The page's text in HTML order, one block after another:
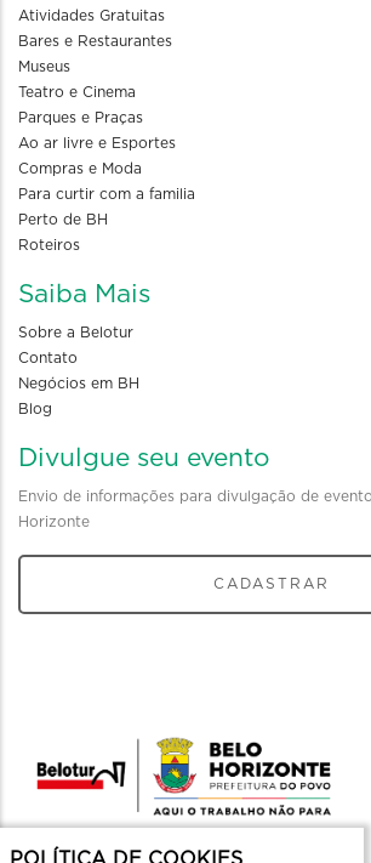
Atividades Gratuitas
Bares e Restaurantes
Museus
Teatro e Cinema
Parques e Praças
Ao ar livre e Esportes
Compras e Moda
Para curtir com a familia
Perto de BH
Roteiros
Saiba Mais
Sobre a Belotur
Contato
Negócios em BH
Blog
Divulgue seu evento
Envio de informações para divulgação de
Horizonte
CADASTRAR